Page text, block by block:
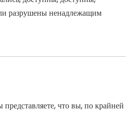
разрушены ненадлежащим
представляете, что вы, по крайней